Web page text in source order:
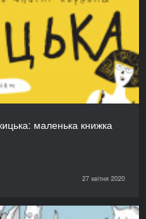
маленька книжка
27 квітня 2020